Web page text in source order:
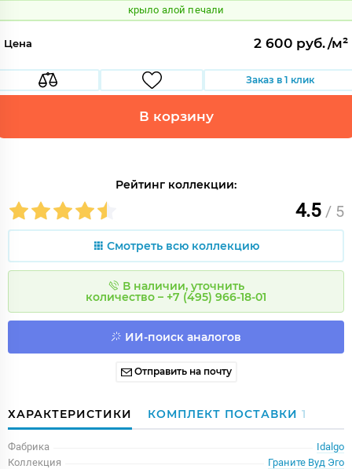
крыло алой печали
Цена 2 600 руб./м²
Заказ в 1 клик
В корзину
Рейтинг коллекции:
4.5 / 5
Смотреть всю коллекцию
В наличии, уточнить
количество – +7 (495) 966-18-01
ИИ-поиск аналогов
Отправить на почту
ХАРАКТЕРИСТИКИ КОМПЛЕКТ ПОСТАВКИ 1
Фабрика
Idalgo
Коллекция
Граните Вуд Эго